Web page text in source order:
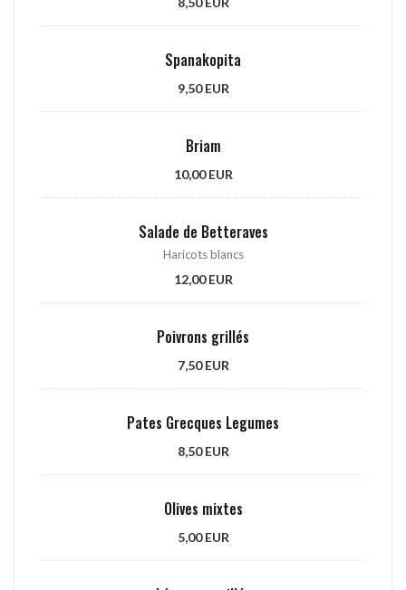
Spanakopita
9,50 EUR
Briam
10,00 EUR
Salade de Betteraves
Haricots blancs
12,00 EUR
Poivrons grillés
7,50 EUR
Pates Grecques Legumes
8,50 EUR
Olives mixtes
5,00 EUR